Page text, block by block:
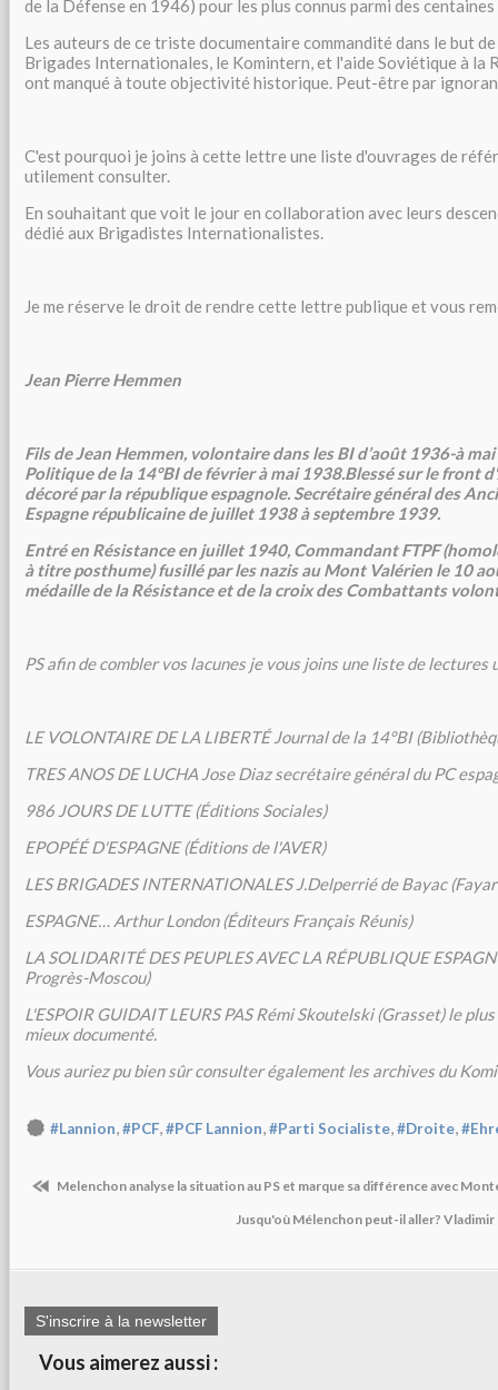
de la Défense en 1946) pour les plus connus parmi des
Les auteurs de ce triste documentaire commandité dans le but
Brigades Internationales, le Komintern, et l'aide Soviétique à la
ont manqué à toute objectivité historique. Peut-être par
C'est pourquoi je joins à cette lettre une liste d'ouvrages de
utilement consulter.
En souhaitant que voit le jour en collaboration avec leurs
dédié aux Brigadistes Internationalistes.
Je me réserve le droit de rendre cette lettre publique et vous
Jean Pierre Hemmen
Fils de Jean Hemmen, volontaire dans les BI d’août 1936-à
Politique de la 14°BI de février à mai 1938.Blessé sur le front
décoré par la république espagnole. Secrétaire général des
Espagne républicaine de juillet 1938 à septembre 1939.
Entré en Résistance en juillet 1940, Commandant FTPF
à titre posthume) fusillé par les nazis au Mont Valérien le 10
médaille de la Résistance et de la croix des Combattants
PS afin de combler vos lacunes je vous joins une liste de lectures
LE VOLONTAIRE DE LA LIBERTÉ Journal de la 14°BI
TRES ANOS DE LUCHA Jose Diaz secrétaire général du PC
986 JOURS DE LUTTE (Éditions Sociales)
EPOPÉÉ D'ESPAGNE (Éditions de l'AVER)
LES BRIGADES INTERNATIONALES J.Delperrié de Bayac
ESPAGNE… Arthur London (Éditeurs Français Réunis)
LA SOLIDARITÉ DES PEUPLES AVEC LA RÉPUBLIQUE
Progrès-Moscou)
L'ESPOIR GUIDAIT LEURS PAS Rémi Skoutelski (Grasset) le
mieux documenté.
Vous auriez pu bien sûr consulter également les archives du
#Lannion,#PCF,#PCF Lannion,#Parti Socialiste,#Droite,
Melenchon analyse la situation au PS et marque sa différence avec
Jusqu'où Mélenchon peut-il aller? Vladimir
S'inscrire à la newsletter
Vous aimerez aussi :